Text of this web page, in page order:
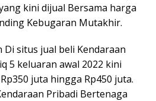
kini dijual Bersama harga
Kebugaran Mutakhir.
situs jual beli Kendaraan
5 keluaran awal 2022 kini
juta hingga Rp450 juta.
Pribadi Bertenaga